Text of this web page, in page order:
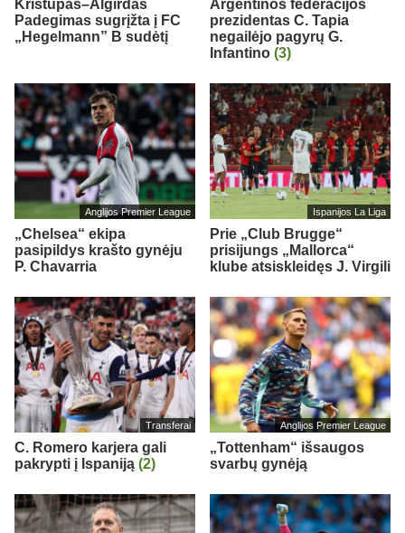
Kristupas–Algirdas
Padegimas sugrįžta į FC
„Hegelmann” B sudėtį
Argentinos federacijos
prezidentas C. Tapia
negailėjo pagyrų G.
Infantino (3)
Anglijos Premier League
„Chelsea“ ekipa
pasipildys krašto gynėju
P. Chavarria
Ispanijos La Liga
Prie „Club Brugge“
prisijungs „Mallorca“
klube atsiskleidęs J. Virgili
Transferai
C. Romero karjera gali
pakrypti į Ispaniją (2)
Anglijos Premier League
„Tottenham“ išsaugos
svarbų gynėją